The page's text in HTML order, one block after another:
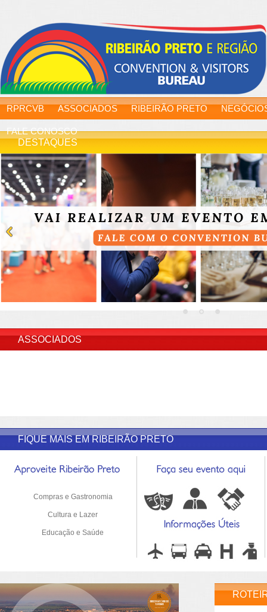
RPRCVB ASSOCIADOS RIBEIRÃO PRETO
FALE CONOSCO
DESTAQUES
ASSOCIADOS
FIQUE MAIS EM RIBEIRÃO PRETO
Compras e Gastronomia
Cultura e Lazer
Educação e Saúde